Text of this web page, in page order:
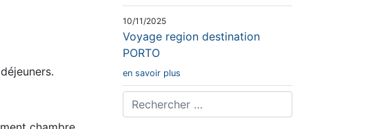
10/11/2025
Voyage region destination
PORTO
en savoir plus